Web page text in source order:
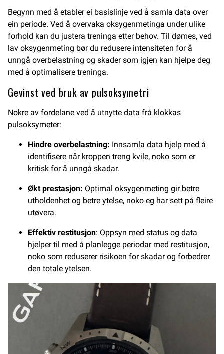
Begynn med å etabler ei basislinje ved å samla data over
ein periode. Ved å overvaka oksygenmetinga under ulike
forhold kan du justera treninga etter behov. Til dømes, ved
lav oksygenmeting bør du redusere intensiteten for å
unngå overbelastning og skader som igjen kan hjelpe deg
med å optimalisere treninga.
Gevinst ved bruk av pulsoksymetri
Nokre av fordelane ved å utnytte data frå klokkas
pulsoksymeter:
Hindre overbelastning: Innsamla data hjelp med å
identifisere når kroppen treng kvile, noko som er
kritisk for å unngå skadar.
Økt prestasjon: Optimal oksygenmeting gir betre
utholdenhet og betre ytelse, noko eg har sett på fleire
utøvera.
Effektiv restitusjon: Oppsyn med status og data
hjelper til med å planlegge periodar med restitusjon,
noko som reduserer risikoen for skadar og forbedrer
den totale ytelsen.